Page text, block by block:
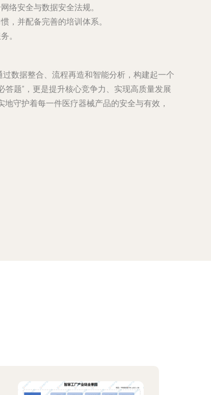
络安全与数据安全法规。
，并配备完善的培训体系。
。
数据整合、流程再造和智能分析，构建起一个
题”，更是提升核心竞争力、实现高质量发展
守护着每一件医疗器械产品的安全与有效，